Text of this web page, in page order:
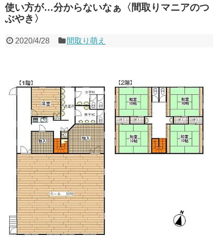
使い方が…分からないなぁ〈間取りマニアのつ
ぶやき〉
2020/4/28 間取り萌え